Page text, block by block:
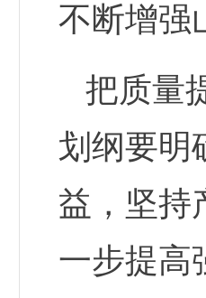
不断增强
把质量
划纲要明
益，坚持
一步提高